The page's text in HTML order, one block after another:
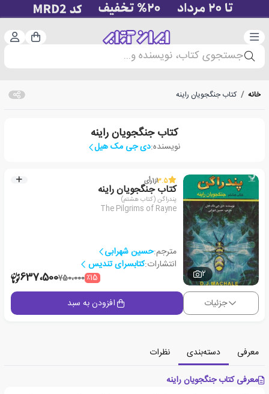
دسته‌بندی سبد
جستجوی کتاب، نویسنده و...
خانه / کتاب جنگجویان راینه
کتاب جنگجویان راینه
نویسنده:دی جی مک هیل
2
3.5از1رأی
کتاب جنگجویان راینه
پندراگن (کتاب هشتم)
The Pilgrims of Rayne
مترجم:حسین شهرابی
انتشارات:کتابسرای تندیس
٪15750،000637،500
جزئیات افزودن به سبد
معرفی دسته‌بندی
نظرات
معرفی کتاب جنگجویان راینه